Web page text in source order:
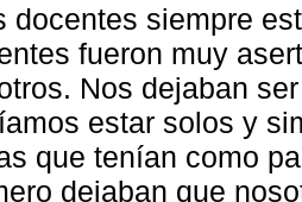
docentes siempre
fueron muy
Nos dejaban
estar solos y
que tenían como
dejaban que